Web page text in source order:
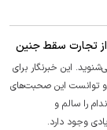
از تجارت سقط جنین
این خبرنگار برای
توانست این صحبت‌های
را سالم و
وجود دارد.